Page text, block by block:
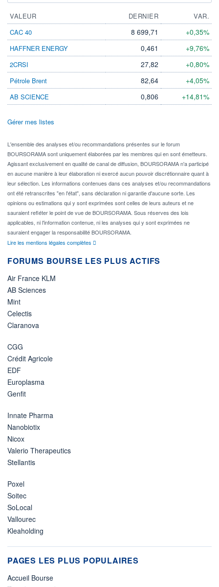
VALEUR DERNIER
VAR.
CAC 40
8 699,71 +0,35%
HAFFNER ENERGY 0,461 +9,76%
2CRSI 27,82 +0,80%
Pétrole Brent 82,64 +4,05%
AB SCIENCE 0,806 +14,81%
Gérer mes listes
L'ensemble des analyses et/ou recommandations présentes sur le forum
BOURSORAMA sont uniquement élaborées par les membres qui en sont émetteurs.
Agissant exclusivement en qualité de canal de diffusion, BOURSORAMA n'a participé
en aucune manière à leur élaboration ni exercé aucun pouvoir discrétionnaire quant à
leur sélection. Les informations contenues dans ces analyses et/ou recommandations
ont été retranscrites "en l'état", sans déclaration ni garantie d'aucune sorte. Les
opinions ou estimations qui y sont exprimées sont celles de leurs auteurs et ne
sauraient refléter le point de vue de BOURSORAMA. Sous réserves des lois
applicables, ni l'information contenue, ni les analyses qui y sont exprimées ne
sauraient engager la responsabilité BOURSORAMA.
Lire les mentions légales complètes
FORUMS BOURSE LES PLUS ACTIFS
Air France KLM
AB Sciences
Mint
Celectis
Claranova
CGG
Crédit Agricole
EDF
Europlasma
Genfit
Innate Pharma
Nanobiotix
Nicox
Valerio Therapeutics
Stellantis
Poxel
Soitec
SoLocal
Vallourec
Kleaholding
PAGES LES PLUS POPULAIRES
Accueil Bourse